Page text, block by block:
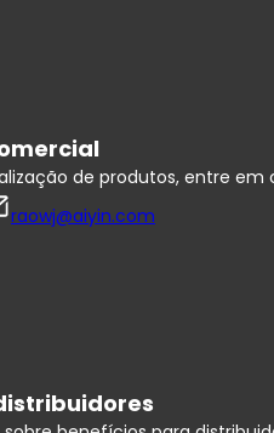
de produtos, entre em
raowj@aiyin.com